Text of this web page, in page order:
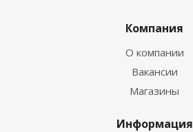
Компания
О компании
Вакансии
Магазины
Информация